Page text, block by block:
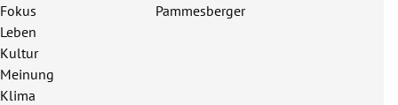
Fokus
Leben
Kultur
Meinung
Klima
Pammesberger